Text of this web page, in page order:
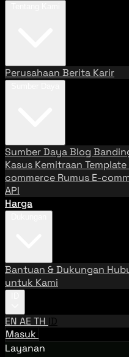
Perusahaan Berita Karir
Sumber DayaBlog
Kasus Kemitraan
commerce Rumus E-
API
Harga
Bantuan & Dukungan
untuk Kami
EN AETH ID
Masuk
Layanan